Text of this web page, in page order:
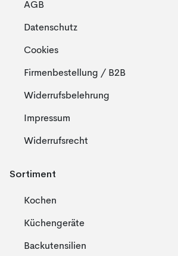
AGB
Datenschutz
Cookies
Firmenbestellung / B2B
Widerrufsbelehrung
Impressum
Widerrufsrecht
Sortiment
Kochen
Küchengeräte
Backutensilien